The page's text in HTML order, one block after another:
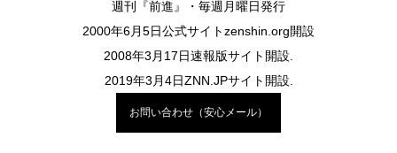
週刊『前進』・毎週月曜日発行
2000年6月5日公式サイトzenshin.org開設
2008年3月17日速報版サイト開設.
2019年3月4日ZNN.JPサイト開設.
お問い合わせ（安心メール）